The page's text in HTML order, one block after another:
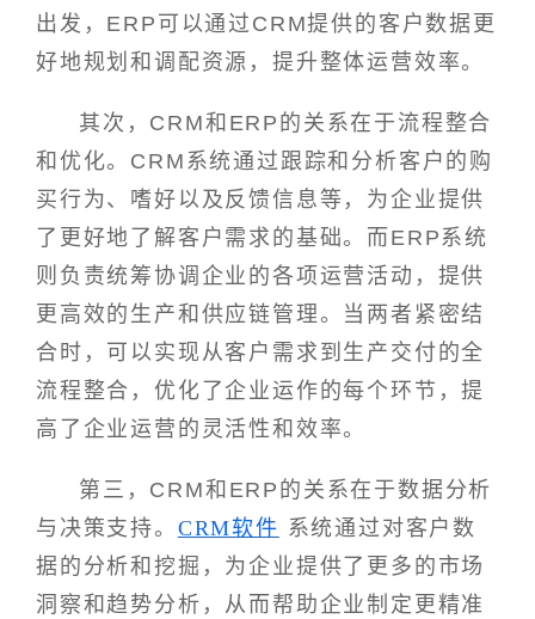
出发，ERP可以通过CRM提供的客户数据更
好地规划和调配资源，提升整体运营效率。
其次，CRM和ERP的关系在于流程整合
和优化。CRM系统通过跟踪和分析客户的购
买行为、嗜好以及反馈信息等，为企业提供
了更好地了解客户需求的基础。而ERP系统
则负责统筹协调企业的各项运营活动，提供
更高效的生产和供应链管理。当两者紧密结
合时，可以实现从客户需求到生产交付的全
流程整合，优化了企业运作的每个环节，提
高了企业运营的灵活性和效率。
第三，CRM和ERP的关系在于数据分析
与决策支持。 CRM软件 系统通过对客户数
据的分析和挖掘，为企业提供了更多的市场
洞察和趋势分析，从而帮助企业制定更精准